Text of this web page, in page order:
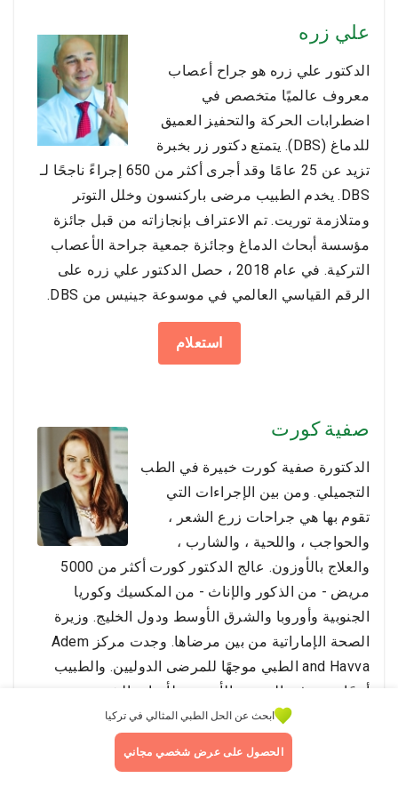
علي زره
الدكتور علي زره هو جراح أعصاب
معروف عالميًا متخصص في
اضطرابات الحركة والتحفيز العميق
للدماغ (DBS). يتمتع دكتور زر بخبرة
تزيد عن 25 عامًا وقد أجرى أكثر من 650 إجراءً ناجحًا لـ
DBS. يخدم الطبيب مرضى باركنسون وخلل التوتر
ومتلازمة توريت. تم الاعتراف بإنجازاته من قبل جائزة
مؤسسة أبحاث الدماغ وجائزة جمعية جراحة الأعصاب
التركية. في عام 2018 ، حصل الدكتور علي زره على
الرقم القياسي العالمي في موسوعة جينيس من DBS.
استعلام
صفية كورت
الدكتورة صفية كورت خبيرة في الطب
التجميلي. ومن بين الإجراءات التي
تقوم بها هي جراحات زرع الشعر ،
والحواجب ، واللحية ، والشارب ،
والعلاج بالأوزون. عالج الدكتور كورت أكثر من 5000
مريض - من الذكور والإناث - من المكسيك وكوريا
الجنوبية وأوروبا والشرق الأوسط ودول الخليج. وزيرة
الصحة الإماراتية من بين مرضاها. وجدت مركز Adem
and Havva الطبي موجهًا للمرضى الدوليين. والطبيب
أيضًا عضو في الجمعية الأوروبية لأبحاث الشعر.
ابحث عن الحل الطبي المثالي في تركيا
الحصول على عرض شخصي مجاني